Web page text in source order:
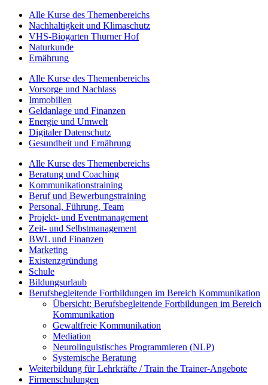
Alle Kurse des Themenbereichs
Nachhaltigkeit und Klimaschutz
VHS-Biogarten Thurner Hof
Naturkunde
Ernährung
Alle Kurse des Themenbereichs
Vorsorge und Nachlass
Immobilien
Geldanlage und Finanzen
Energie und Umwelt
Digitaler Datenschutz
Gesundheit und Ernährung
Alle Kurse des Themenbereichs
Beratung und Coaching
Kommunikationstraining
Beruf und Bewerbungstraining
Personal, Führung, Team
Projekt- und Eventmanagement
Zeit- und Selbstmanagement
BWL und Finanzen
Marketing
Existenzgründung
Schule
Bildungsurlaub
Berufsbegleitende Fortbildungen im Bereich Kommunikation
Übersicht: Berufsbegleitende Fortbildungen im Bereich
Kommunikation
Gewaltfreie Kommunikation
Mediation
Neurolinguistisches Programmieren (NLP)
Systemische Beratung
Weiterbildung für Lehrkräfte / Train the Trainer-Angebote
Firmenschulungen